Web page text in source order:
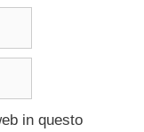
in questo